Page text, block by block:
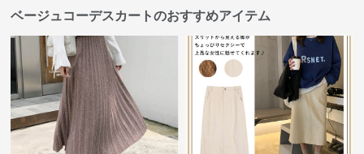
ベージュコーデスカートのおすすめアイテム